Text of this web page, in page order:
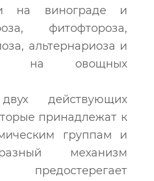
на винограде и
фитофтороза,
альтернариоза и
на овощных
действующих
принадлежат к
группам и
механизм
предостерегает